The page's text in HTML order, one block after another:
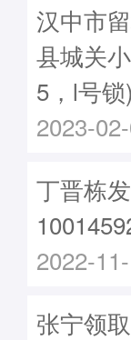
汉中市
县城关
5，l号锁)
2023-
丁晋栋
2022-
张宁领